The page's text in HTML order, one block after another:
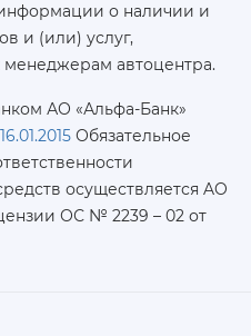
о наличии и
и (или) услуг,
менеджерам автоцентра.
АО «Альфа-Банк»
Обязательное
осуществляется AO
ОС № 2239 – 02 от